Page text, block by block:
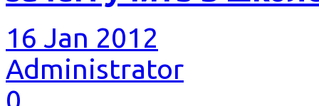
16 Jan 2012
Administrator